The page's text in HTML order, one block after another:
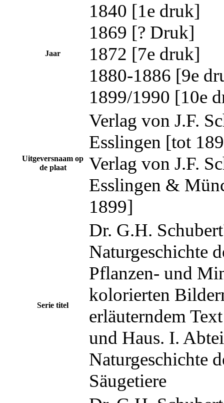
Jaar
1840 [1e druk]
1869 [? Druk]
1872 [7e druk]
1880-1886 [9e
1899/1990 [10e
Uitgeversnaam op
de plaat
Verlag von J.F.
Esslingen [tot
Verlag von J.F.
Esslingen &
1899]
Serie titel
Dr. G.H.
Naturgeschichte
Pflanzen- und
kolorierten
erläuterndem
und Haus. I.
Naturgeschichte
Säugetiere